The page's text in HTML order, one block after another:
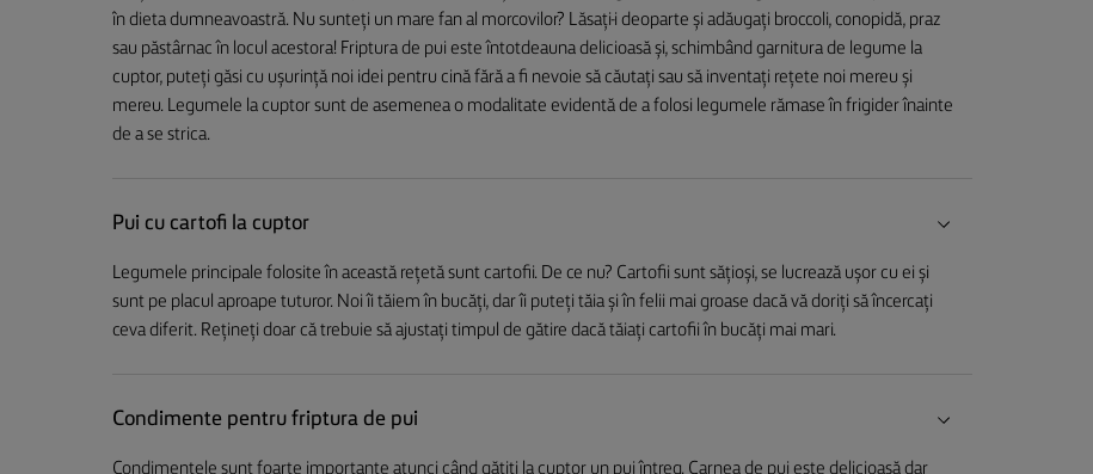
în dieta dumneavoastră. Nu sunteți un mare fan al morcovilor? Lăsați-i deoparte și adăugați broccoli, conopidă, praz
sau păstârnac în locul acestora! Friptura de pui este întotdeauna delicioasă și, schimbând garnitura de legume la
cuptor, puteți găsi cu ușurință noi idei pentru cină fără a fi nevoie să căutați sau să inventați rețete noi mereu și
mereu. Legumele la cuptor sunt de asemenea o modalitate evidentă de a folosi legumele rămase în frigider înainte
de a se strica.
Pui cu cartofi la cuptor
Legumele principale folosite în această rețetă sunt cartofii. De ce nu? Cartofii sunt sățioși, se lucrează ușor cu ei și
sunt pe placul aproape tuturor. Noi îi tăiem în bucăți, dar îi puteți tăia și în felii mai groase dacă vă doriți să încercați
ceva diferit. Rețineți doar că trebuie să ajustați timpul de gătire dacă tăiați cartofii în bucăți mai mari.
Condimente pentru friptura de pui
Condimentele sunt foarte importante atunci când gătiți la cuptor un pui întreg. Carnea de pui este delicioasă dar